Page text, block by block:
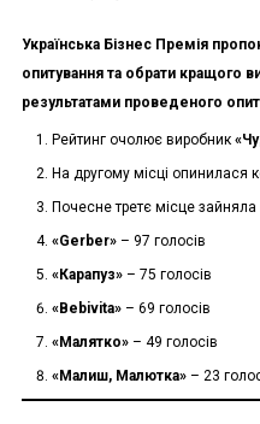
Українська Бізнес Премія
опитування та обрати кращого
результатами проведеного
Рейтинг очолює виробник
На другому місці опинилася
Почесне третє місце зайняла
«Gerber»– 97 голосів
«Карапуз»– 75 голосів
«Bebivita»– 69 голосів
«Малятко»– 49 голосів
«Малиш, Малютка»– 23